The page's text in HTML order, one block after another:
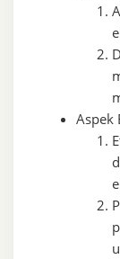
Aspek